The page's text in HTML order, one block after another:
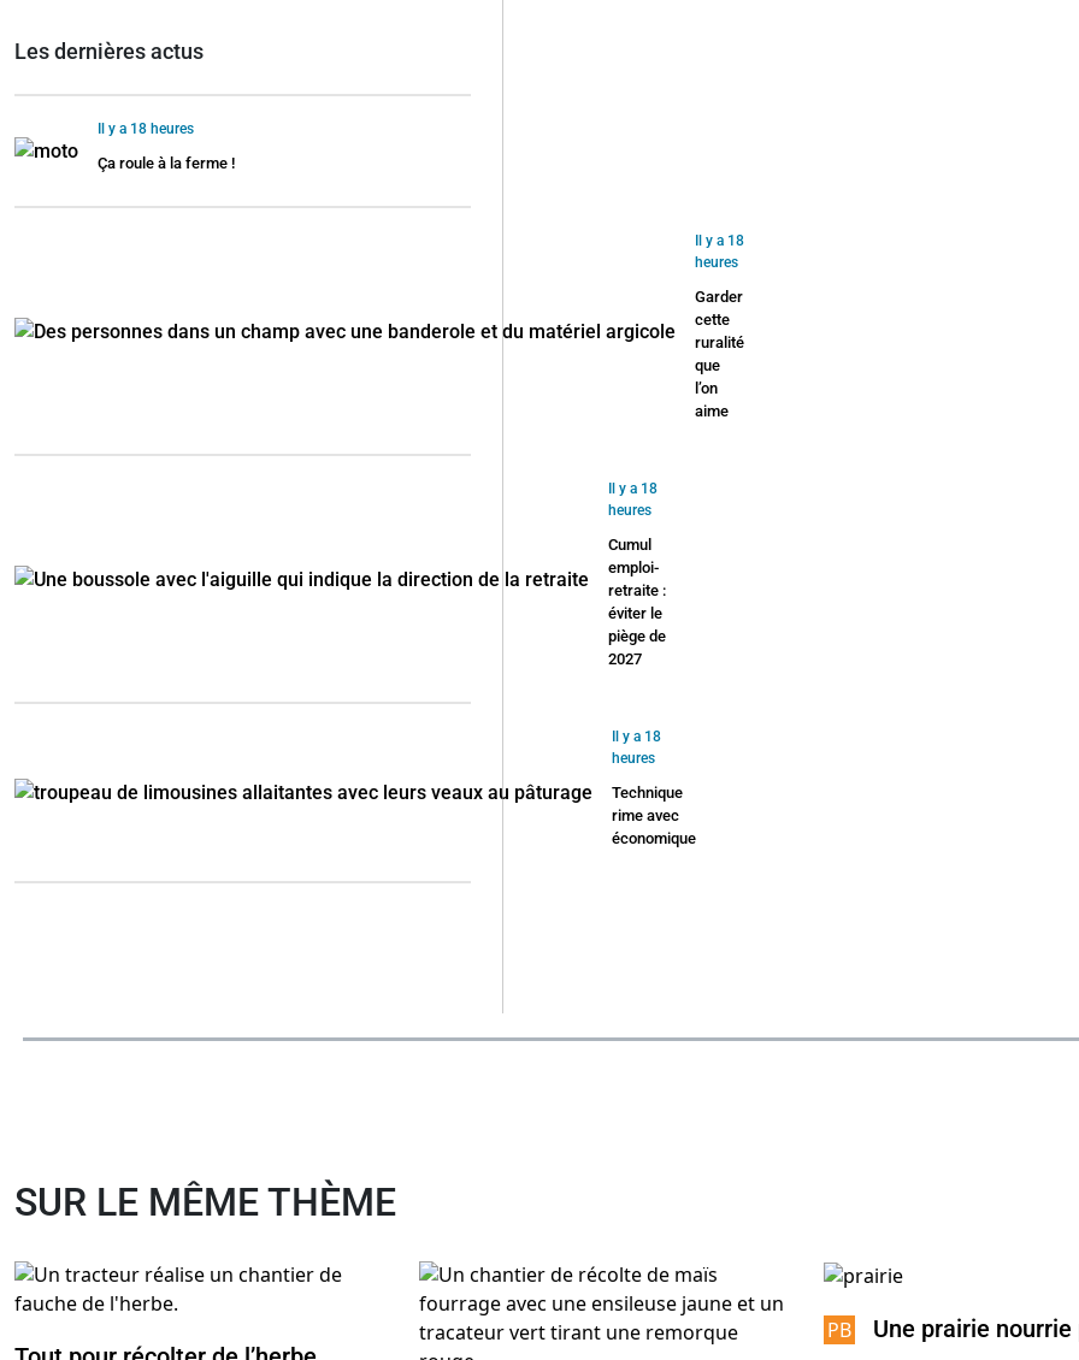
Les dernières actus
Il y a 18 heures
Ça roule à la ferme !
Il y a 18
heures
Garder
cette
ruralité
que
l’on
aime
Il y a 18
heures
Cumul
emploi-
retraite :
éviter le
piège de
2027
Il y a 18
heures
Technique
rime avec
économique
SUR LE MÊME THÈME
Une prairie